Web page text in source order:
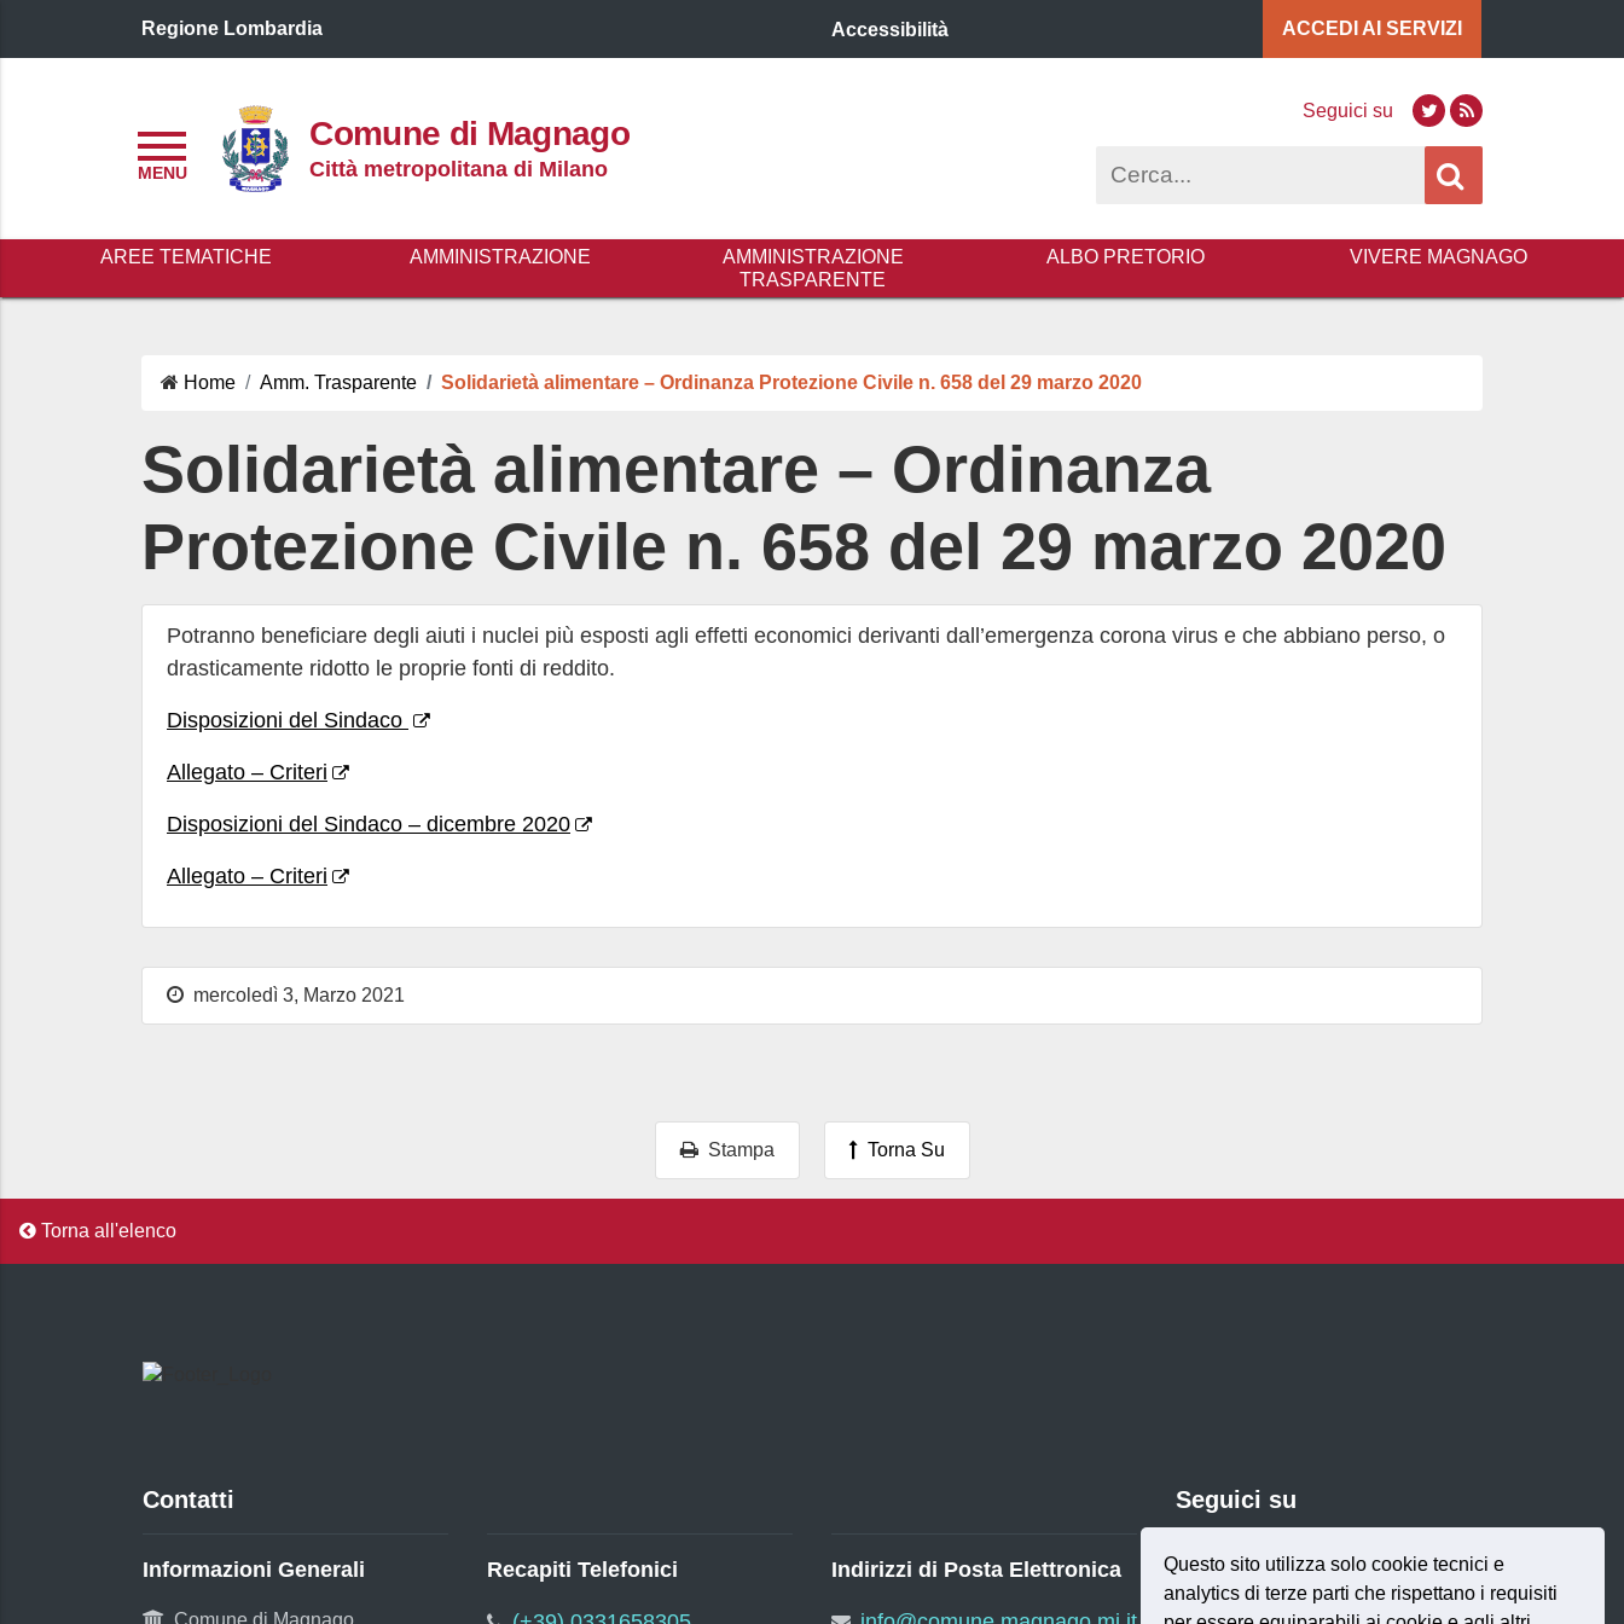
Questo sito utilizza solo cookie tecnici e
analytics di terze parti che rispettano i requisiti
Regione Lombardia Accessibilità ACCEDI AI SERVIZI
Comune di Magnago
Città metropolitana di Milano
Seguici su TwitterRSS
AREE TEMATICHE AMMINISTRAZIONE
AMMINISTRAZIONE
TRASPARENTE
ALBO PRETORIO VIVERE MAGNAGO
Home Amm. Trasparente Solidarietà alimentare – Ordinanza Protezione Civile n. 658 del 29 marzo 2020
Solidarietà alimentare – Ordinanza
Protezione Civile n. 658 del 29 marzo 2020
Potranno beneficiare degli aiuti i nuclei più esposti agli effetti economici derivanti dall’emergenza corona virus e che abbiano perso, o
drasticamente ridotto le proprie fonti di reddito.
Disposizioni del Sindaco
Allegato – Criteri
Disposizioni del Sindaco – dicembre 2020
Allegato – Criteri
mercoledì 3, Marzo 2021
Stampa Torna Su
Torna all'elenco
Contatti
Informazioni Generali
Comune di Magnago
Recapiti Telefonici Indirizzi di Posta Elettronica
Seguici su
TwitterRSS